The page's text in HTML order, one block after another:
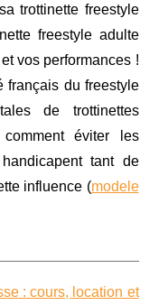
trottinette freestyle
freestyle adulte
vos performances !
français du freestyle
de trottinettes
éviter les
tant de
influence (modele
: cours, location et